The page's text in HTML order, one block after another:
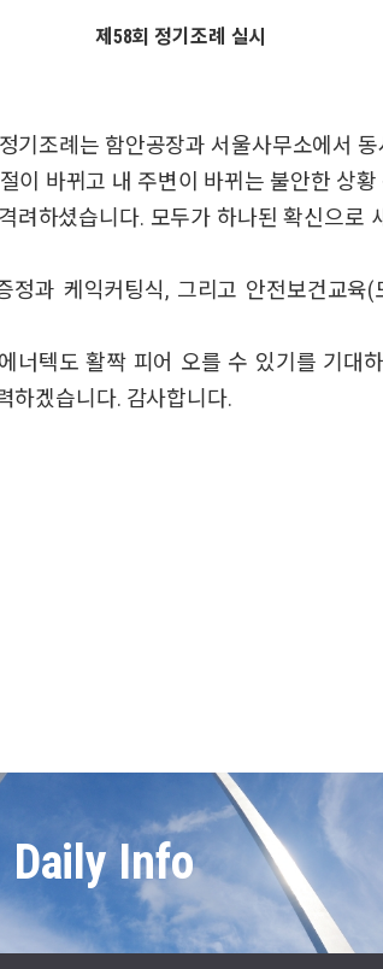
제58회 정기조례 실시
기조례는 함안공장과 서울사무소에서
이 바뀌고 내 주변이 바뀌는 불안한 상
려하셨습니다. 모두가 하나된 확신으로
과 케익커팅식, 그리고 안전보건교육
너텍도 활짝 피어 오를 수 있기를 기대
하겠습니다. 감사합니다.
Daily Info